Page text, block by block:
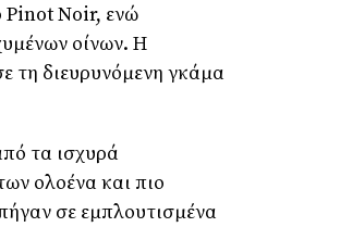
Pinot Noir, ενώ
οίνων. Η
τη διευρυνόμενη γκάμα
τα ισχυρά
ολοένα και πιο
σε εμπλουτισμένα